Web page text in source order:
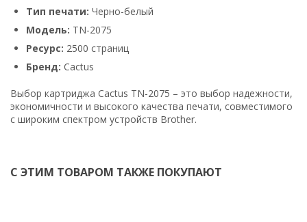
Тип печати: Черно-белый
Модель: TN-2075
Ресурс: 2500 страниц
Бренд: Cactus
Выбор картриджа Cactus TN-2075 – это выбор надежности,
экономичности и высокого качества печати, совместимого
с широким спектром устройств Brother.
С ЭТИМ ТОВАРОМ ТАКЖЕ ПОКУПАЮТ